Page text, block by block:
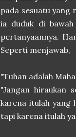
pada sesuatu yang
ia duduk di
pertanyaannya.
Seperti menjawab,
"Tuhan adalah
"Jangan hiraukan
karena itulah yang
tapi karena itulah